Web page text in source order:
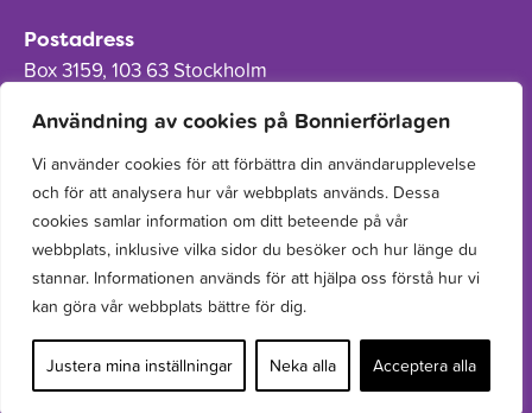
Användning av cookies på Bonnierförlagen
Vi använder cookies för att förbättra din användarupplevelse
och för att analysera hur vår webbplats används. Dessa
cookies samlar information om ditt beteende på vår
webbplats, inklusive vilka sidor du besöker och hur länge du
stannar. Informationen används för att hjälpa oss förstå hur vi
kan göra vår webbplats bättre för dig.
Justera mina inställningar Neka alla Acceptera alla
Postadress
Box 3159, 103 63 Stockholm
Om Bonnierförlagen
Cookies
Integritetspolicy